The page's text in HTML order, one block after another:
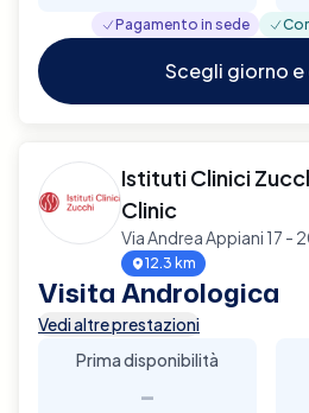
Pagamento in sede
Scegli giorno e
Istituti Clinici
Clinic
Via Andrea Appiani 17 -
12.3 km
Visita Andrologica
Vedi altre prestazioni
Prima disponibilità
-